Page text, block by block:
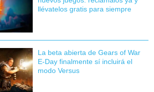
llévatelos gratis para siempre
La beta abierta de Gears of War
E-Day finalmente sí incluirá el
modo Versus